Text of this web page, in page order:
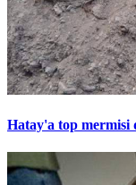
Hatay'a top mermisi